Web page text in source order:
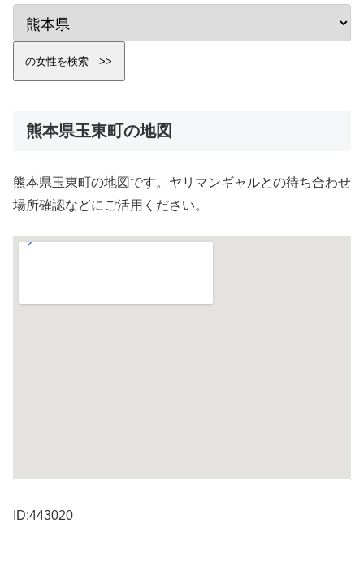
熊本県玉東町の地図
熊本県玉東町の地図です。ヤリマンギャルとの待ち合わせ
場所確認などにご活用ください。
ID:443020